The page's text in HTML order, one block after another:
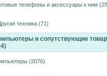
телефоны и аксессуары к ним
техника (71)
и сопутствующие
(2076)